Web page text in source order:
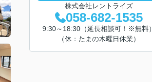
株式会社レントライズ
058-682-1535
9:30～18:30（延長相談可！※無料）
（休：たまの木曜日休業）